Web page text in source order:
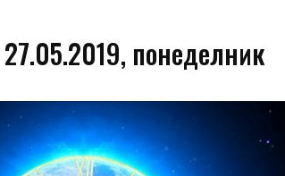
понеделник